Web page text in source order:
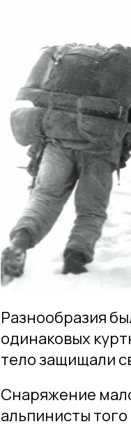
Разнообразия
одинаковых
тело защищали
Снаряжение
альпинисты